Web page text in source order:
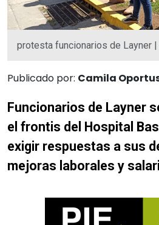
protesta funcionarios de Layner |
Publicado por: Camila
Funcionarios de Layner
el frontis del Hospital
exigir respuestas a sus
mejoras laborales y